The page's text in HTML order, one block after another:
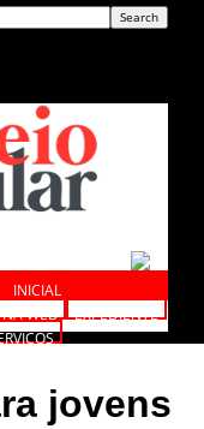
INICIAL
NA WEB
EXPEDIENTE
jovens